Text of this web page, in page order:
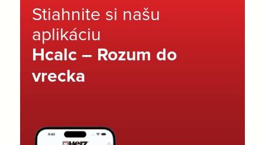
Stiahnite si našu
aplikáciu
Hcalc – Rozum do
vrecka